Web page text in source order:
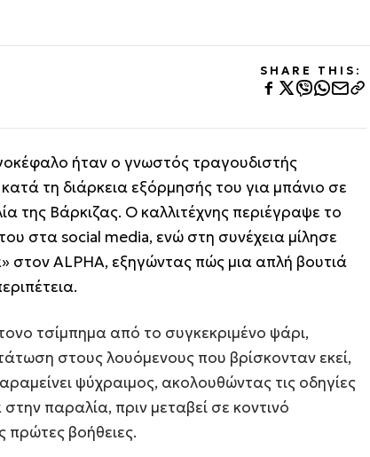
SHARE THIS:
ήταν ο γνωστός τραγουδιστής
κατά τη διάρκεια εξόρμησής του για μπάνιο σε
της Βάρκιζας. Ο καλλιτέχνης περιέγραψε το
στα social media, ενώ στη συνέχεια μίλησε
στον ALPHA, εξηγώντας πώς μια απλή βουτιά
τσίμπημα από το συγκεκριμένο ψάρι,
στους λουόμενους που βρίσκονταν εκεί,
ψύχραιμος, ακολουθώντας τις οδηγίες
παραλία, πριν μεταβεί σε κοντινό
πρώτες βοήθειες.